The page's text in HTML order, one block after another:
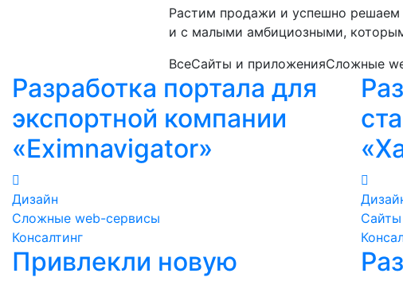
Растим продажи и успешно решаем
и с малыми амбициозными,
ВсеСайты и приложенияСложные
Разработка портала для
экспортной компании
«Eximnavigator»
Дизайн
Сложные web-сервисы
Консалтинг
Привлекли новую